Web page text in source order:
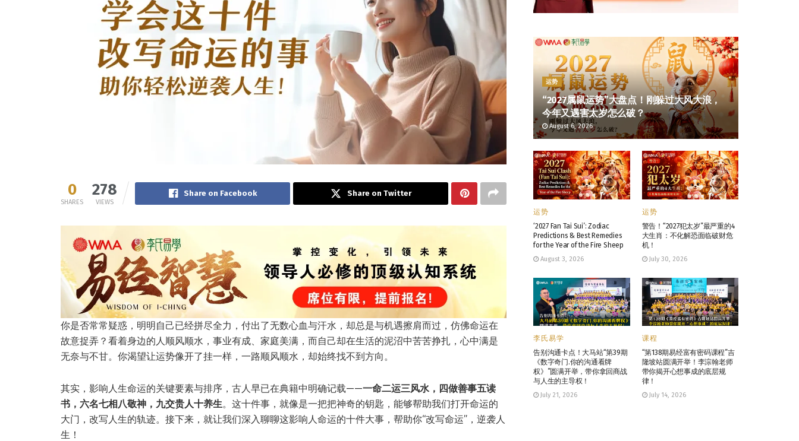
0
SHARES
278
VIEWS
Share on Facebook Share on Twitter
你是否常常疑惑，明明自己已经拼尽全力，付出了无数心血与汗水，却总是与机遇擦肩而过，仿佛命运在
故意捉弄？看着身边的人顺风顺水，事业有成、家庭美满，而自己却在生活的泥沼中苦苦挣扎，心中满是
无奈与不甘。你渴望让运势像开了挂一样，一路顺风顺水，却始终找不到方向。
其实，影响人生命运的关键要素与排序，古人早已在典籍中明确记载——一命二运三风水，四做善事五读
书，六名七相八敬神，九交贵人十养生。这十件事，就像是一把把神奇的钥匙，能够帮助我们打开命运的
大门，改写人生的轨迹。接下来，就让我们深入聊聊这影响人命运的十件大事，帮助你“改写命运”，逆袭人
生！
运势
“2027属鼠运势”大盘点！刚躲过大风大浪，
今年又遇害太岁怎么破？
August 6, 2026
运势
‘2027 Fan Tai Sui’: Zodiac
Predictions & Best Remedies
for the Year of the Fire Sheep
August 3, 2026
运势
警告！“2027犯太岁”最严重的4
大生肖：不化解恐面临破财危
机！
July 30, 2026
李氏易学
告别沟通卡点！大马站“第39期
《数字奇门.你的沟通看牌
权》”圆满开举，带你拿回商战
与人生的主导权！
July 21, 2026
课程
“第138期易经富有密码课程”吉
隆坡站圆满开举！李淙翰老师
带你揭开心想事成的底层规
律！
July 14, 2026